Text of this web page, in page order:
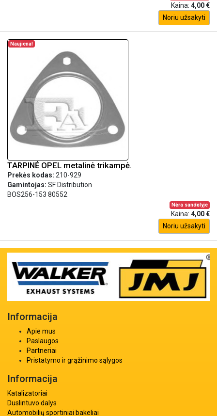
Kaina: 4,00 €
Noriu užsakyti
Naujiena!
TARPINĖ OPEL metalinė trikampė.
Prekės kodas: 210-929
Gamintojas: SF Distribution
BOS256-153 80552
Nėra sandėlyje
Kaina: 4,00 €
Noriu užsakyti
Informacija
Apie mus
Paslaugos
Partneriai
Pristatymo ir grąžinimo sąlygos
Informacija
Katalizatoriai
Duslintuvo dalys
Automobilių sportiniai bakeliai